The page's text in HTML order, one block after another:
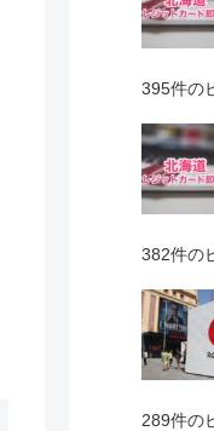
395件の
382件の
289件の